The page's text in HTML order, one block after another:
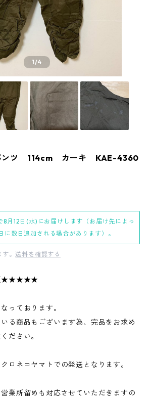
1/4
ンツ 114cm カーキ KAE-4360
月12日(水)にお届けします（お届け先によっ
に数日追加される場合があります）。
す。送料を確認する
★★★★★
っております。
る商品もございます為、完品をお求め
ださい。
ロネコヤマトでの発送となります。
業所留めも対応させていただきますの